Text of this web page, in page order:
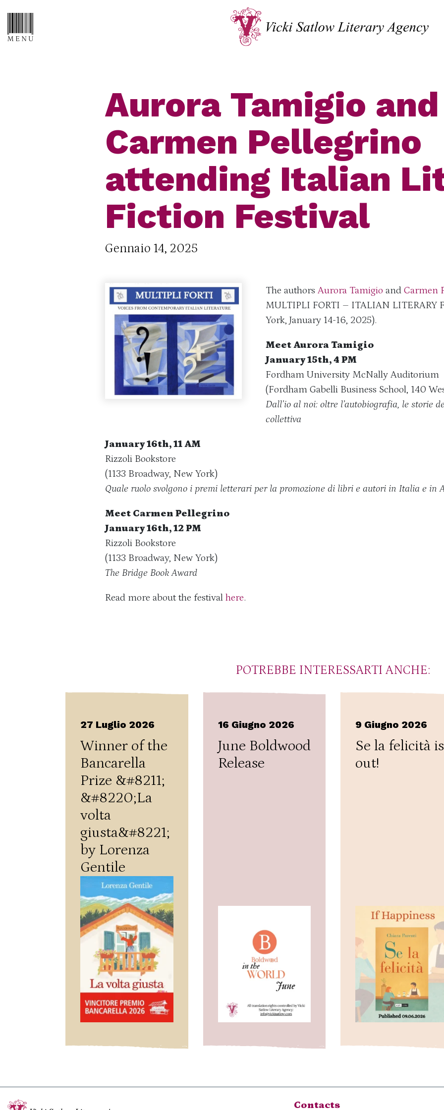
Aurora Tamigio and
Carmen Pellegrino
attending Italian
Fiction Festival
Gennaio 14, 2025
The authors Aurora Tamigio and Carmen
MULTIPLI FORTI – ITALIAN LITERARY
York, January 14-16, 2025).
Meet Aurora Tamigio
January 15th, 4 PM
Fordham University McNally Auditorium
(Fordham Gabelli Business School, 140
Dall’io al noi: oltre l’autobiografia, le storie
collettiva
January 16th, 11 AM
Rizzoli Bookstore
(1133 Broadway, New York)
Quale ruolo svolgono i premi letterari per la promozione di libri e autori in Italia e in
Meet Carmen Pellegrino
January 16th, 12 PM
Rizzoli Bookstore
(1133 Broadway, New York)
The Bridge Book Award
Read more about the festival here.
POTREBBE INTERESSARTI ANCHE:
27 Luglio 2026
Winner of the
Bancarella
Prize &#8211;
&#8220;La
volta
giusta&#8221;
by Lorenza
Gentile
16 Giugno 2026
June Boldwood
Release
9 Giugno 2026
Se la felicità is
out!
Contacts